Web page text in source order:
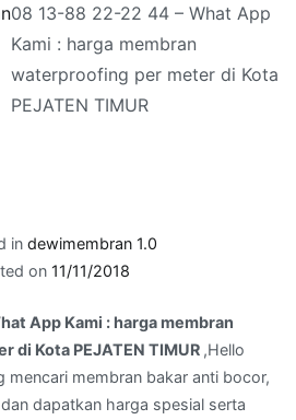
08 13-88 22-22 44 – What App
Kami : harga membran
waterproofing per meter di Kota
PEJATEN TIMUR
in dewimembran 1.0
on 11/11/2018
App Kami : harga membran
di Kota PEJATEN TIMUR ,Hello
mencari membran bakar anti bocor,
dapatkan harga spesial serta